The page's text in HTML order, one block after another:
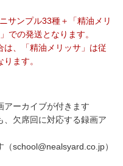
サンプル33種＋「精油メリ
の発送となります。
は、「精油メリッサ」は従
ます。
アーカイブが付きます
、欠席回に対応する録画ア
school@nealsyard.co.jp）